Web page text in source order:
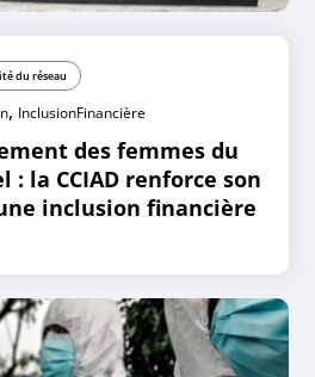
du réseau
, InclusionFinancière
des femmes du
la CCIAD renforce son
inclusion financière